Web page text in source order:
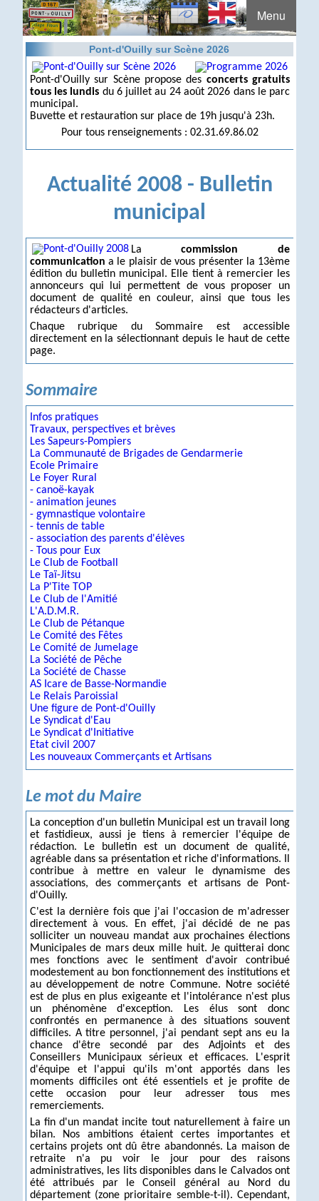
Menu
Pont-d'Ouilly sur Scène 2026
Pont-d'Ouilly sur Scène propose des concerts gratuits
tous les lundis du 6 juillet au 24 août 2026 dans le parc
municipal.
Buvette et restauration sur place de 19h jusqu'à 23h.
Pour tous renseignements : 02.31.69.86.02
Actualité 2008 - Bulletin
municipal
Lacommission de
communication a le plaisir de vous présenter la 13ème
édition du bulletin municipal. Elle tient à remercier les
annonceurs qui lui permettent de vous proposer un
document de qualité en couleur, ainsi que tous les
rédacteurs d'articles.
Chaque rubrique du Sommaire est accessible
directement en la sélectionnant depuis le haut de cette
page.
Sommaire
Infos pratiques
Travaux, perspectives et brèves
Les Sapeurs-Pompiers
La Communauté de Brigades de Gendarmerie
Ecole Primaire
Le Foyer Rural
- canoë-kayak
- animation jeunes
- gymnastique volontaire
- tennis de table
- association des parents d'élèves
- Tous pour Eux
Le Club de Football
Le Taï-Jitsu
La P'Tite TOP
Le Club de l'Amitié
L'A.D.M.R.
Le Club de Pétanque
Le Comité des Fêtes
Le Comité de Jumelage
La Société de Pêche
La Société de Chasse
AS Icare de Basse-Normandie
Le Relais Paroissial
Une figure de Pont-d'Ouilly
Le Syndicat d'Eau
Le Syndicat d'Initiative
Etat civil 2007
Les nouveaux Commerçants et Artisans
Le mot du Maire
La conception d'un bulletin Municipal est un travail long
et fastidieux, aussi je tiens à remercier l'équipe de
rédaction. Le bulletin est un document de qualité,
agréable dans sa présentation et riche d'informations. Il
contribue à mettre en valeur le dynamisme des
associations, des commerçants et artisans de Pont-
d'Ouilly.
C'est la dernière fois que j'ai l'occasion de m'adresser
directement à vous. En effet, j'ai décidé de ne pas
solliciter un nouveau mandat aux prochaines élections
Municipales de mars deux mille huit. Je quitterai donc
mes fonctions avec le sentiment d'avoir contribué
modestement au bon fonctionnement des institutions et
au développement de notre Commune. Notre société
est de plus en plus exigeante et l'intolérance n'est plus
un phénomène d'exception. Les élus sont donc
confrontés en permanence à des situations souvent
difficiles. A titre personnel, j'ai pendant sept ans eu la
chance d'être secondé par des Adjoints et des
Conseillers Municipaux sérieux et efficaces. L'esprit
d'équipe et l'appui qu'ils m'ont apportés dans les
moments difficiles ont été essentiels et je profite de
cette occasion pour leur adresser tous mes
remerciements.
La fin d'un mandat incite tout naturellement à faire un
bilan. Nos ambitions étaient certes importantes et
certains projets ont dû être abandonnés. La maison de
retraite n'a pu voir le jour pour des raisons
administratives, les lits disponibles dans le Calvados ont
été attribués par le Conseil général au Nord du
département (zone prioritaire semble-t-il). Cependant,